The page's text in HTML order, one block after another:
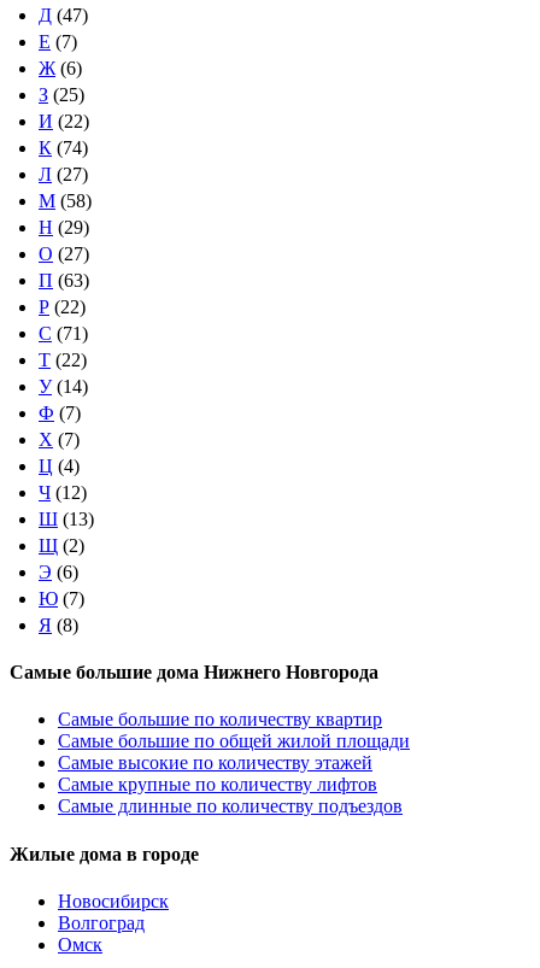
Д (47)
Е (7)
Ж (6)
З (25)
И (22)
К (74)
Л (27)
М (58)
Н (29)
О (27)
П (63)
Р (22)
С (71)
Т (22)
У(14)
Ф (7)
Х (7)
Ц (4)
Ч (12)
Ш (13)
Щ (2)
Э (6)
Ю (7)
Я (8)
Самые большие дома Нижнего Новгорода
Самые большие по количеству квартир
Самые большие по общей жилой площади
Самые высокие по количеству этажей
Самые крупные по количеству лифтов
Самые длинные по количеству подъездов
Жилые дома в городе
Новосибирск
Волгоград
Омск